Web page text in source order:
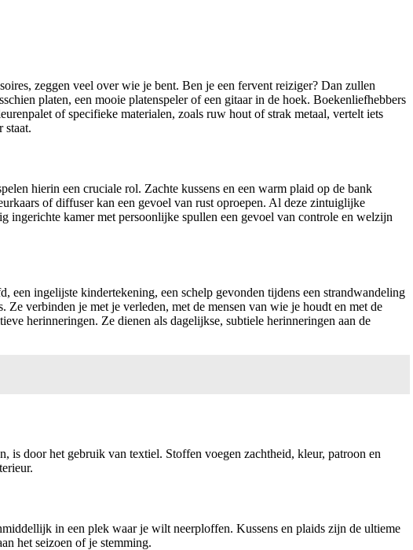
zeggen veel over wie je bent. Ben je een fervent reiziger? Dan zullen
platen, een mooie platenspeler of een gitaar in de hoek. Boekenliefhebbers
of specifieke materialen, zoals ruw hout of strak metaal, vertelt iets
staat.
hierin een cruciale rol. Zachte kussens en een warm plaid op de bank
of diffuser kan een gevoel van rust oproepen. Al deze zintuiglijke
ingerichte kamer met persoonlijke spullen een gevoel van controle en welzijn
een ingelijste kindertekening, een schelp gevonden tijdens een strandwandeling
verbinden je met je verleden, met de mensen van wie je houdt en met de
herinneringen. Ze dienen als dagelijkse, subtiele herinneringen aan de
is door het gebruik van textiel. Stoffen voegen zachtheid, kleur, patroon en
in een plek waar je wilt neerploffen. Kussens en plaids zijn de ultieme
het seizoen of je stemming.